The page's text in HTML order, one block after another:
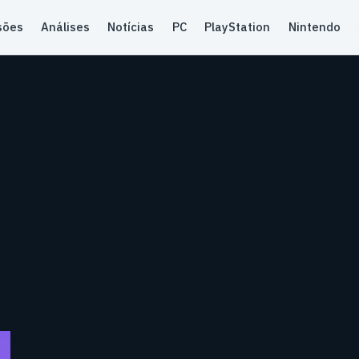
Análises Notícias PC PlayStation Nintendo